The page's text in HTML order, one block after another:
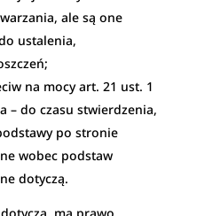
ale są one
ustalenia,
na mocy art. 21 ust. 1
– do czasu stwierdzenia,
po stronie
wobec podstaw
dotyczą.